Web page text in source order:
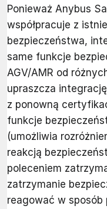
Ponieważ Anybus
współpracuje z
bezpieczeństwa,
same funkcje
AGV/AMR od
upraszcza
z ponowną
funkcje
(umożliwia
reakcją
poleceniem
zatrzymanie
reagować w